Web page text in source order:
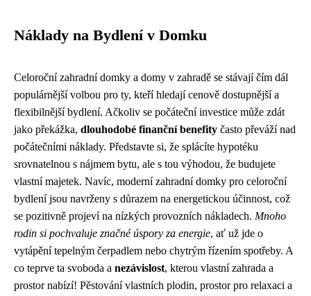
Náklady na Bydlení v Domku
Celoroční zahradní domky a domy v zahradě se stávají čím dál
populárnější volbou pro ty, kteří hledají cenově dostupnější a
flexibilnější bydlení. Ačkoliv se počáteční investice může zdát
jako překážka, dlouhodobé finanční benefity často převáží nad
počátečními náklady. Představte si, že splácíte hypotéku
srovnatelnou s nájmem bytu, ale s tou výhodou, že budujete
vlastní majetek. Navíc, moderní zahradní domky pro celoroční
bydlení jsou navrženy s důrazem na energetickou účinnost, což
se pozitivně projeví na nízkých provozních nákladech. Mnoho
rodin si pochvaluje značné úspory za energie, ať už jde o
vytápění tepelným čerpadlem nebo chytrým řízením spotřeby. A
co teprve ta svoboda a nezávislost, kterou vlastní zahrada a
prostor nabízí! Pěstování vlastních plodin, prostor pro relaxaci a